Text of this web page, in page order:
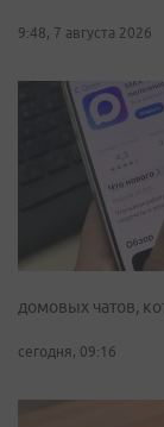
9:48, 7 августа 2026
домовых чатов,
сегодня, 09:16